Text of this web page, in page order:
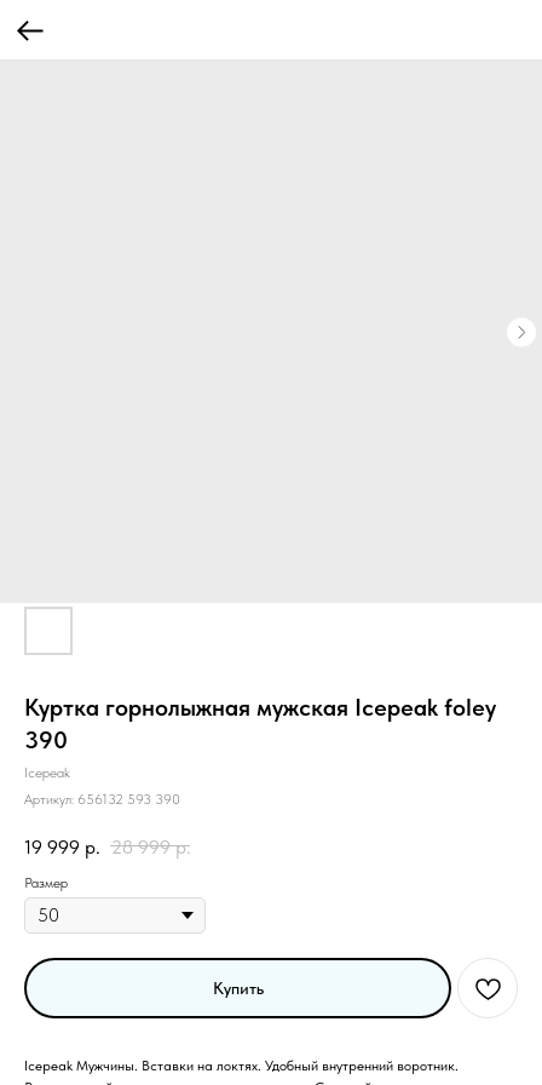
Куртка горнолыжная мужская Icepeak foley
390
Icepeak
Артикул: 656132 593 390
19 999 р. 28 999 р.
Размер
Купить
Icepeak Мужчины. Вставки на локтях. Удобный внутренний воротник.